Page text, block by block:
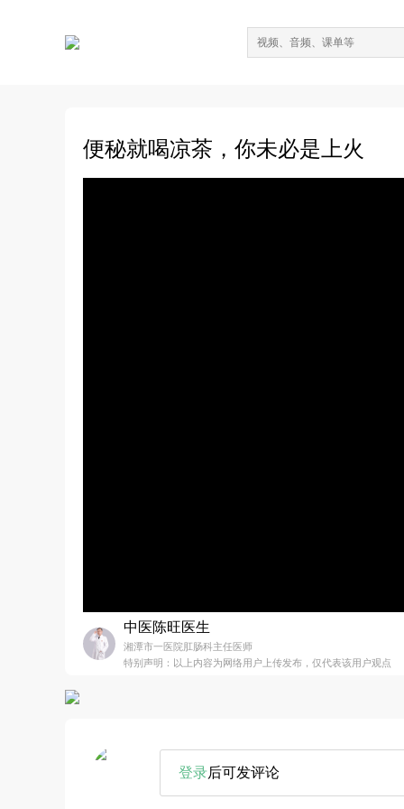
便秘就喝凉茶，你未必是上火
中医陈旺医生
湘潭市一医院肛肠科主任医师
特别声明：以上内容为网络用户上传发布，仅代表该用户观点
登录后可发评论